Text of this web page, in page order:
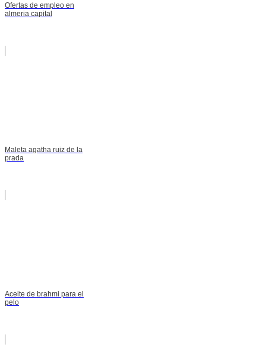
Ofertas de empleo en
almeria capital
Maleta agatha ruiz de la
prada
Aceite de brahmi para el
pelo